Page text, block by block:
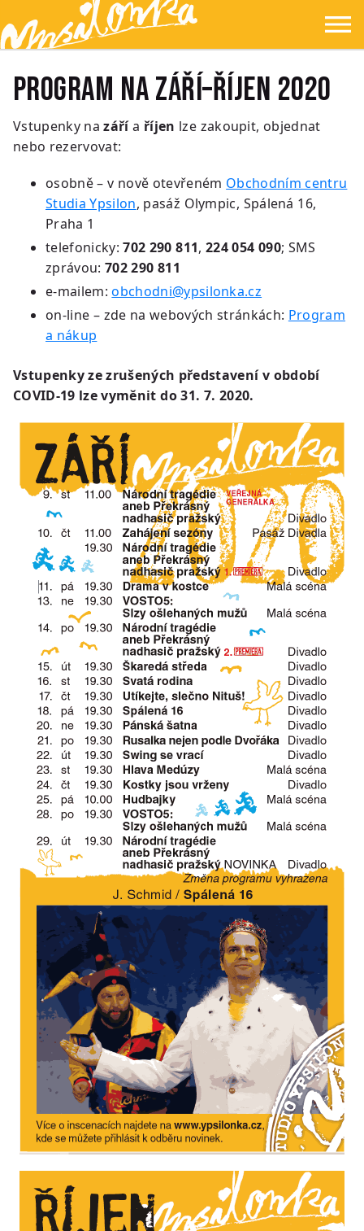
Přejít na hlavní obsah
Přejít na navigaci
Přejít na hledání
Ypsilonka ☰
Program na září–říjen 2020
Vstupenky nazáříaříjen lze zakoupit, objednat
nebo rezervovat:
osobně – v nově otevřeném Obchodním centru
Studia Ypsilon, pasáž Olympic, Spálená 16,
Praha 1
telefonicky:702 290 811, 224 054 090; SMS
zprávou:702 290 811
e-mailem:obchodni@ypsilonka.cz
on-line – zde na webových stránkách: Program
a nákup
Vstupenky ze zrušených představení v období
COVID-19 lze vyměnit do 31. 7. 2020.